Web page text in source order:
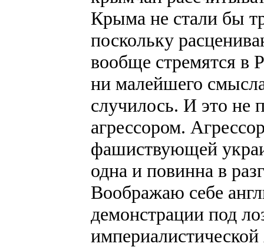
Крыма не стали бы
поскольку
вообще стремятся в
ни малейшего
случилось. И это не
агрессором.
фашиствующей
одна и повинна в
Воображаю себе
демонстрации под